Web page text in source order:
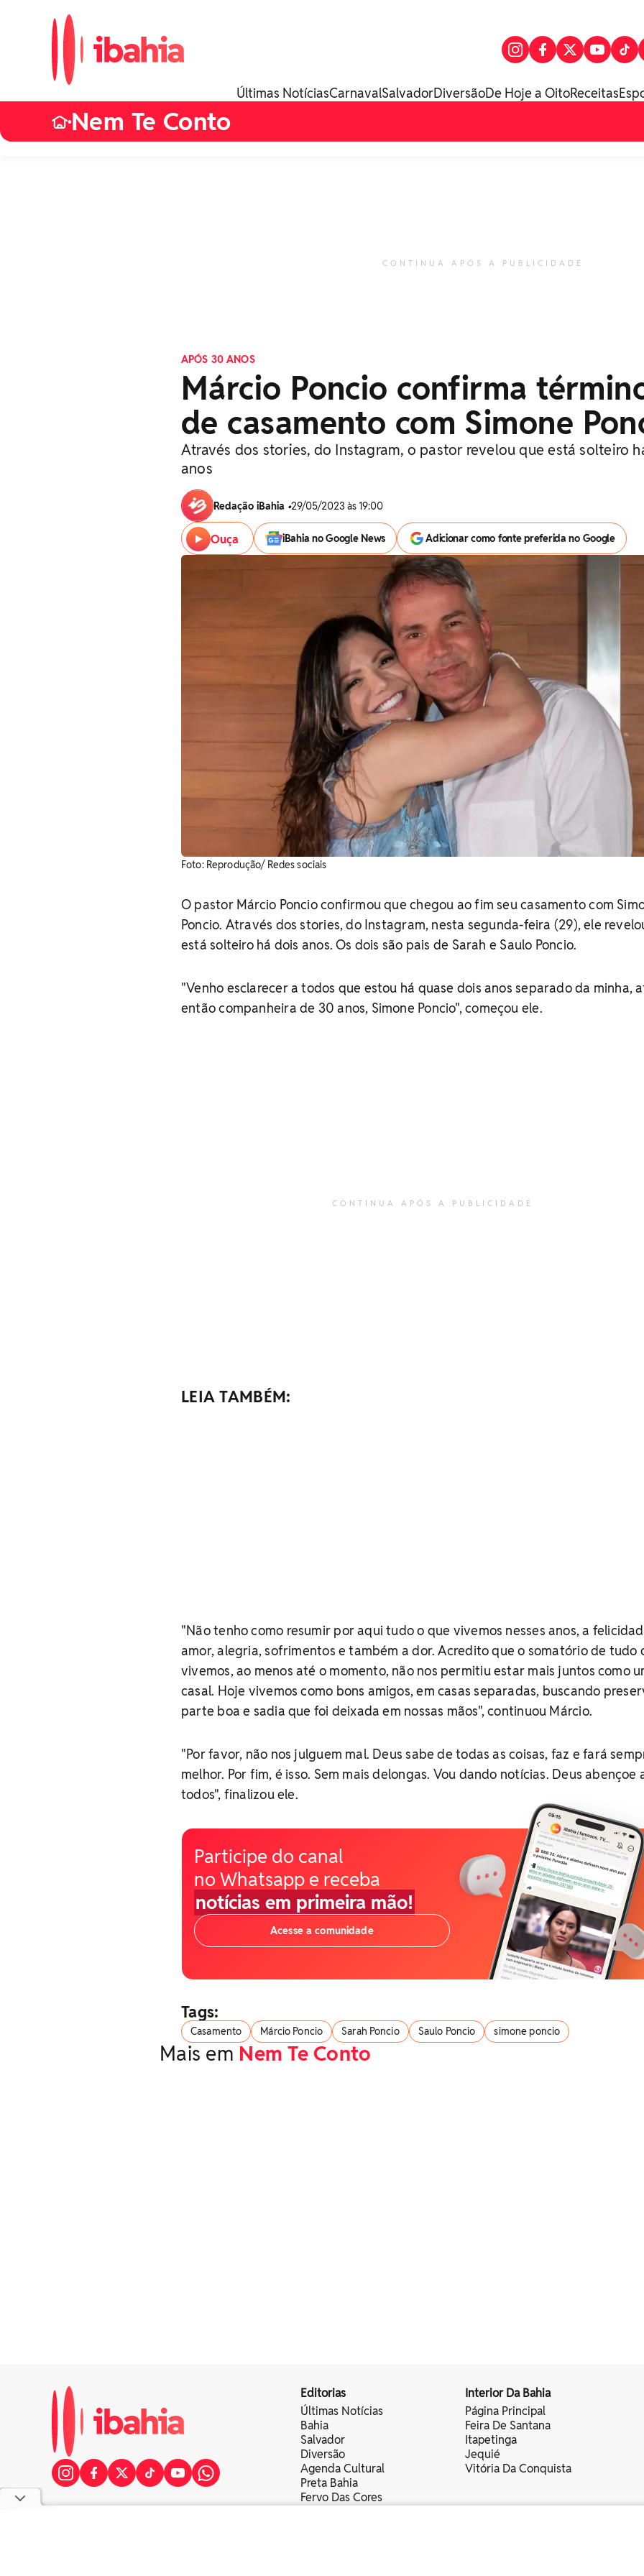
Últimas NotíciasCarnavalSalvadorDiversãoDe Hoje a OitoReceitas
•Nem Te Conto
CONTINUA APÓS A PUBLICIDADE
APÓS 30 ANOS
Márcio Poncio confirma
de casamento com Simone
Através dos stories, do Instagram, o pastor revelou que está solteiro
anos
Redação iBahia •29/05/2023 às 19:00
Ouça iBahia no Google News Adicionar como fonte preferida no Google
Foto: Reprodução/ Redes sociais
O pastor Márcio Poncio confirmou que chegou ao fim seu casamento com
Poncio. Através dos stories, do Instagram, nesta segunda-feira (29), ele
está solteiro há dois anos. Os dois são pais de Sarah e Saulo Poncio.
"Venho esclarecer a todos que estou há quase dois anos separado da minha,
então companheira de 30 anos, Simone Poncio", começou ele.
CONTINUA APÓS A PUBLICIDADE
LEIA TAMBÉM:
"Não tenho como resumir por aqui tudo o que vivemos nesses anos, a
amor, alegria, sofrimentos e também a dor. Acredito que o somatório de tudo
vivemos, ao menos até o momento, não nos permitiu estar mais juntos como
casal. Hoje vivemos como bons amigos, em casas separadas, buscando
parte boa e sadia que foi deixada em nossas mãos", continuou Márcio.
"Por favor, não nos julguem mal. Deus sabe de todas as coisas, faz e fará
melhor. Por fim, é isso. Sem mais delongas. Vou dando notícias. Deus abençoe
todos", finalizou ele.
Participe do canal
no Whatsapp e receba
notícias em primeira mão!
Acesse a comunidade
Tags:
Casamento Márcio Poncio Sarah Poncio Saulo Poncio simone poncio
Mais em Nem Te Conto
Editorias
Últimas Notícias
Bahia
Salvador
Diversão
Agenda Cultural
Preta Bahia
Fervo Das Cores
Interior Da Bahia
Página Principal
Feira De Santana
Itapetinga
Jequié
Vitória Da Conquista